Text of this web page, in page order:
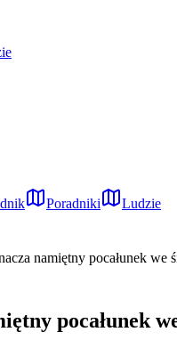
Poradniki
Ludzie
namiętny pocałunek we
pocałunek